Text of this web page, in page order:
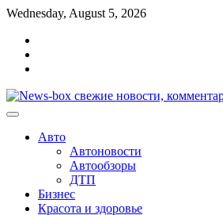
Перейти
содержимому
Wednesday, August 5, 2026
Авто
Автоновости
Автообзоры
ДТП
Бизнес
Красота и здоровье